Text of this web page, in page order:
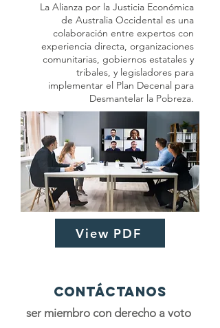
La Alianza por la Justicia Económica
de Australia Occidental es una
colaboración entre expertos con
experiencia directa, organizaciones
comunitarias, gobiernos estatales y
tribales, y legisladores para
implementar el Plan Decenal para
Desmantelar la Pobreza.
View PDF
Contáctanos
ser miembro con derecho a voto